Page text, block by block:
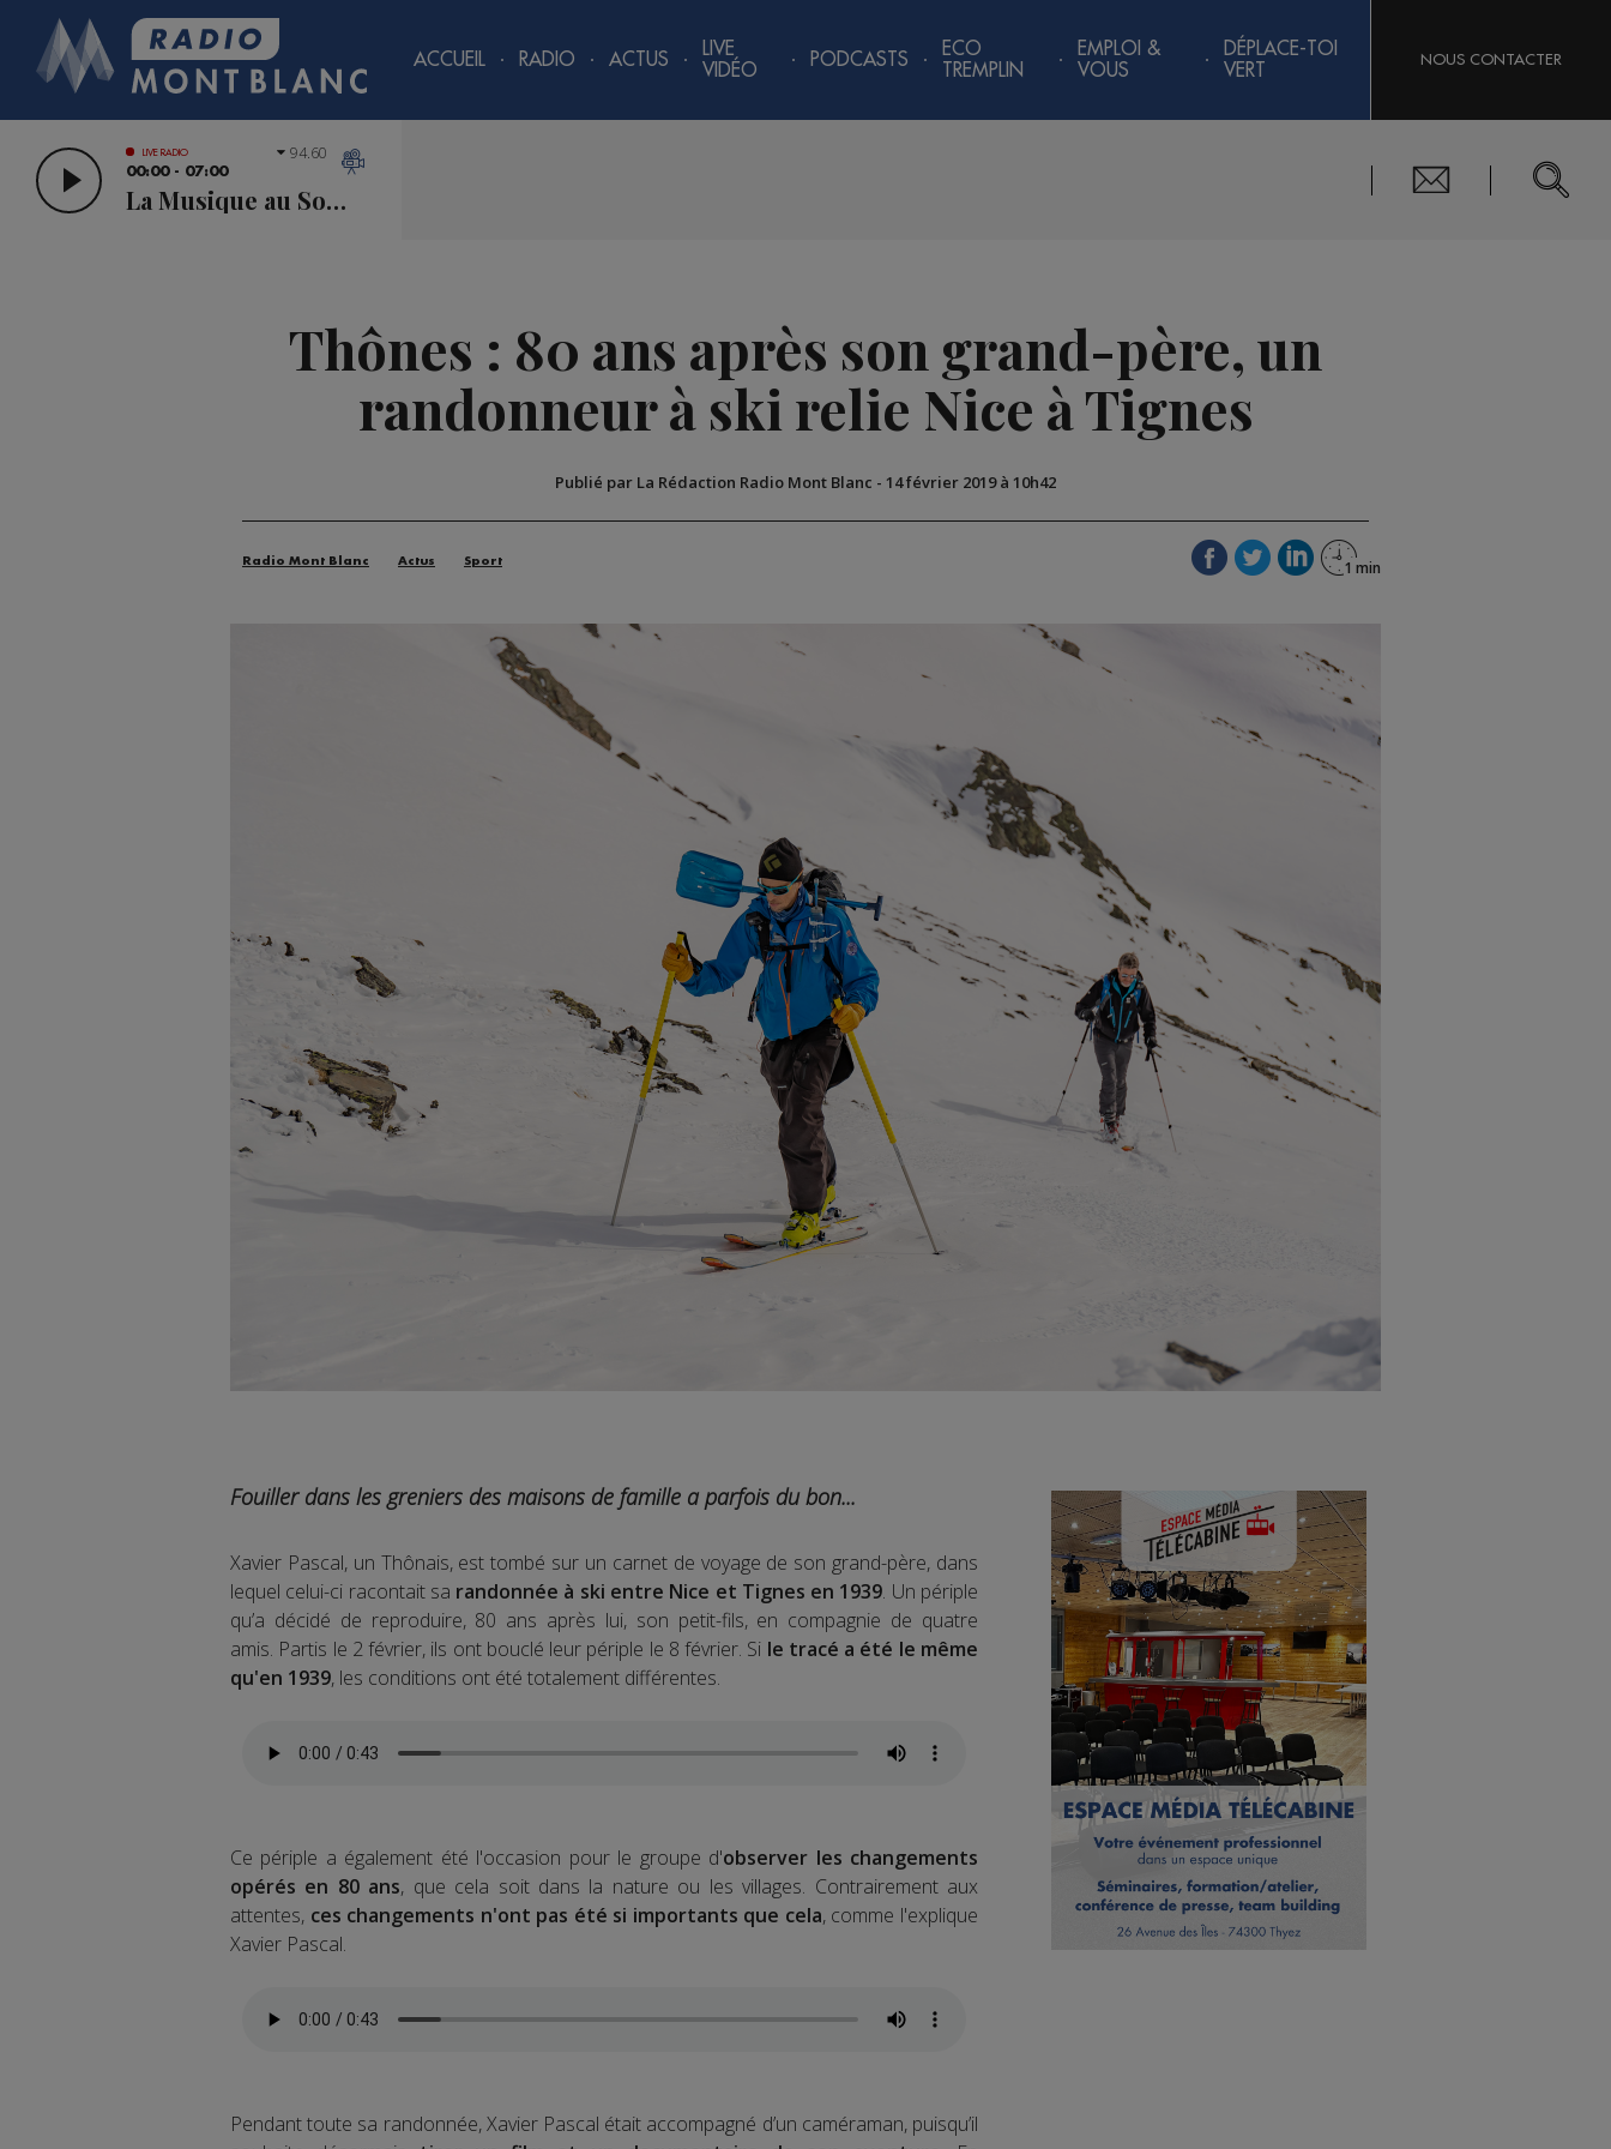
ACCUEIL RADIO ACTUS
LIVE
VIDÉO
PODCASTS
ECO
TREMPLIN
EMPLOI &
VOUS
DÉPLACE-TOI
VERT
NOUS CONTACTER
LIVE RADIO
00:00 - 07:00
La Musique au Sommet
94.60
Thônes : 80 ans après son grand-père, un
randonneur à ski relie Nice à Tignes
Publié par La Rédaction Radio Mont Blanc - 14 février 2019 à 10h42
Radio Mont Blanc Actus Sport
Fouiller dans les greniers des maisons de famille a parfois du bon...
Xavier Pascal, un Thônais, est tombé sur un carnet de voyage de son grand-père, dans
lequel celui-ci racontait sa randonnée à ski entre Nice et Tignes en 1939. Un périple
qu’a décidé de reproduire, 80 ans après lui, son petit-fils, en compagnie de quatre
amis. Partis le 2 février, ils ont bouclé leur périple le 8 février. Si le tracé a été le même
qu'en 1939, les conditions ont été totalement différentes.
Ce périple a également été l'occasion pour le groupe d'observer les changements
opérés en 80 ans, que cela soit dans la nature ou les villages. Contrairement aux
attentes, ces changements n'ont pas été si importants que cela, comme l'explique
Xavier Pascal.
Pendant toute sa randonnée, Xavier Pascal était accompagné d’un caméraman, puisqu’il